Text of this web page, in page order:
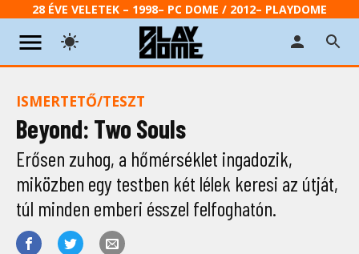
28 ÉVE VELETEK – 1998– PC DOME / 2012– PLAYDOME
ISMERTETŐ/TESZT
Beyond: Two Souls
Erősen zuhog, a hőmérséklet ingadozik,
miközben egy testben két lélek keresi az útját,
túl minden emberi ésszel felfoghatón.